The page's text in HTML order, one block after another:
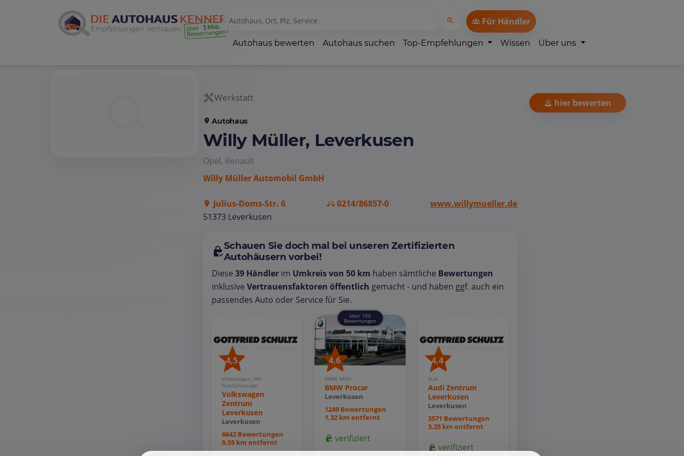
Für Händler
Autohaus bewerten Autohaus suchen Top-Empfehlungen Wissen Über uns
Werkstatt
Autohaus
Willy Müller, Leverkusen
Opel, Renault
Willy Müller Automobil GmbH
Julius-Doms-Str. 6
51373 Leverkusen
0214/86857-0 www.willymueller.de
Schauen Sie doch mal bei unseren Zertifizierten
Autohäusern vorbei!
Diese 39 Händler im Umkreis von 50 km haben sämtliche Bewertungen
inklusive Vertrauensfaktoren öffentlich gemacht - und haben ggf. auch ein
passendes Auto oder Service für Sie.
4,5
Volkswagen, VW-
Nutzfahrzeuge
Volkswagen
Zentrum
Leverkusen
Leverkusen
6642 Bewertungen
0,55 km entfernt
über 100
Bewertungen
4,6
BMW, MINI
BMW Procar
Leverkusen
1249 Bewertungen
1,32 km entfernt
verifiziert
4,4
Audi
Audi Zentrum
Leverkusen
Leverkusen
3571 Bewertungen
3,25 km entfernt
verifiziert
hier bewerten